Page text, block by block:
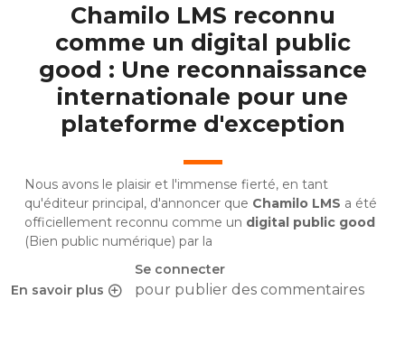
En savoir plus
sur Chamilo LMS reconnu bien public numérique
Se connecter
pour publier des commentaires
Chamilo LMS reconnu
comme un digital public
good : Une reconnaissance
internationale pour une
plateforme d'exception
Nous avons le plaisir et l'immense fierté, en tant
qu'éditeur principal, d'annoncer que Chamilo LMS a été
officiellement reconnu comme un digital public good
(Bien public numérique) par la